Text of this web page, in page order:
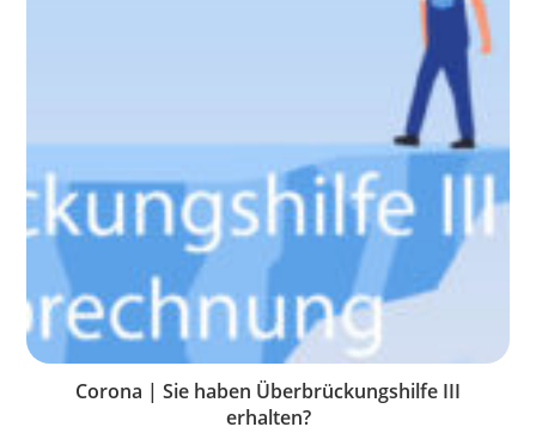
Corona | Sie haben Überbrückungshilfe III
erhalten?